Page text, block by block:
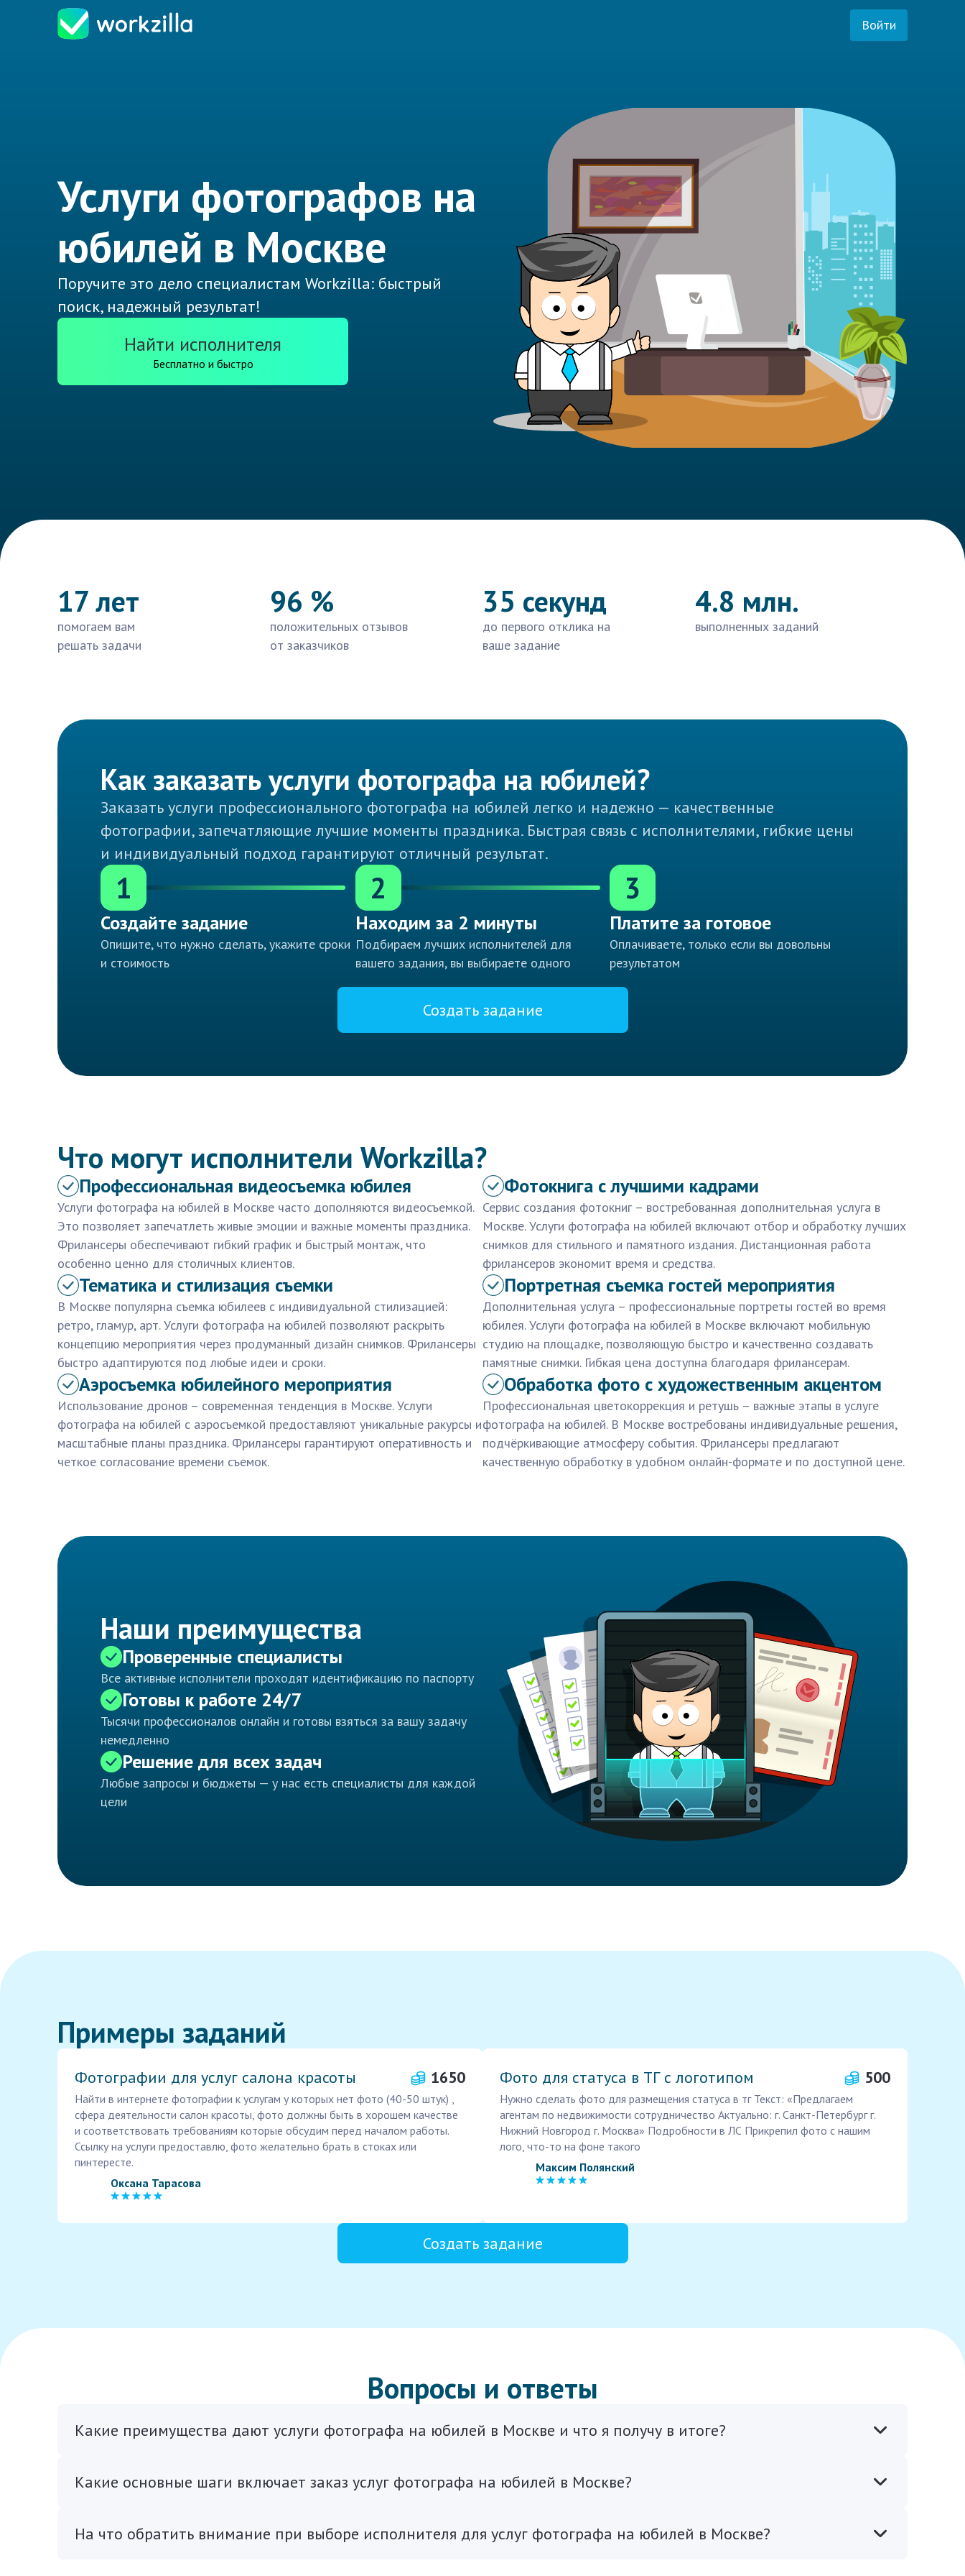
Войти
Услуги фотографов на
юбилей в Москве
Поручите это дело специалистам Workzilla: быстрый
поиск, надежный результат!
Найти исполнителя
Бесплатно и быстро
17 лет
помогаем вам
решать задачи
96 %
положительных отзывов
от заказчиков
35 секунд
до первого отклика на
ваше задание
4.8 млн.
выполненных заданий
Как заказать услуги фотографа на юбилей?
Заказать услуги профессионального фотографа на юбилей легко и надежно — качественные
фотографии, запечатляющие лучшие моменты праздника. Быстрая связь с исполнителями, гибкие цены
и индивидуальный подход гарантируют отличный результат.
1
Создайте задание
Опишите, что нужно сделать, укажите сроки
и стоимость
2
Находим за 2 минуты
Подбираем лучших исполнителей для
вашего задания, вы выбираете одного
3
Платите за готовое
Оплачиваете, только если вы довольны
результатом
Создать задание
Что могут исполнители Workzilla?
Профессиональная видеосъемка юбилея
Услуги фотографа на юбилей в Москве часто дополняются видеосъемкой.
Это позволяет запечатлеть живые эмоции и важные моменты праздника.
Фрилансеры обеспечивают гибкий график и быстрый монтаж, что
особенно ценно для столичных клиентов.
Фотокнига с лучшими кадрами
Сервис создания фотокниг – востребованная дополнительная услуга в
Москве. Услуги фотографа на юбилей включают отбор и обработку лучших
снимков для стильного и памятного издания. Дистанционная работа
фрилансеров экономит время и средства.
Тематика и стилизация съемки
В Москве популярна съемка юбилеев с индивидуальной стилизацией:
ретро, гламур, арт. Услуги фотографа на юбилей позволяют раскрыть
концепцию мероприятия через продуманный дизайн снимков. Фрилансеры
быстро адаптируются под любые идеи и сроки.
Портретная съемка гостей мероприятия
Дополнительная услуга – профессиональные портреты гостей во время
юбилея. Услуги фотографа на юбилей в Москве включают мобильную
студию на площадке, позволяющую быстро и качественно создавать
памятные снимки. Гибкая цена доступна благодаря фрилансерам.
Аэросъемка юбилейного мероприятия
Использование дронов – современная тенденция в Москве. Услуги
фотографа на юбилей с аэросъемкой предоставляют уникальные ракурсы и
масштабные планы праздника. Фрилансеры гарантируют оперативность и
четкое согласование времени съемок.
Обработка фото с художественным акцентом
Профессиональная цветокоррекция и ретушь – важные этапы в услуге
фотографа на юбилей. В Москве востребованы индивидуальные решения,
подчёркивающие атмосферу события. Фрилансеры предлагают
качественную обработку в удобном онлайн-формате и по доступной цене.
Наши преимущества
Проверенные специалисты
Все активные исполнители проходят идентификацию по паспорту
Готовы к работе 24/7
Тысячи профессионалов онлайн и готовы взяться за вашу задачу
немедленно
Решение для всех задач
Любые запросы и бюджеты — у нас есть специалисты для каждой
цели
Примеры заданий
Фотографии для услуг салона красоты 1650
Найти в интернете фотографии к услугам у которых нет фото (40-50 штук) ,
сфера деятельности салон красоты, фото должны быть в хорошем качестве
и соответствовать требованиям которые обсудим перед началом работы.
Ссылку на услуги предоставлю, фото желательно брать в стоках или
пинтересте.
Оксана Тарасова
Фото для статуса в ТГ с логотипом 500
Нужно сделать фото для размещения статуса в тг Текст: «Предлагаем
агентам по недвижимости сотрудничество Актуально: г. Санкт-Петербург г.
Нижний Новгород г. Москва» Подробности в ЛС Прикрепил фото с нашим
лого, что-то на фоне такого
Максим Полянский
Создать задание
Вопросы и ответы
Какие преимущества дают услуги фотографа на юбилей в Москве и что я получу в итоге?
Какие основные шаги включает заказ услуг фотографа на юбилей в Москве?
На что обратить внимание при выборе исполнителя для услуг фотографа на юбилей в Москве?